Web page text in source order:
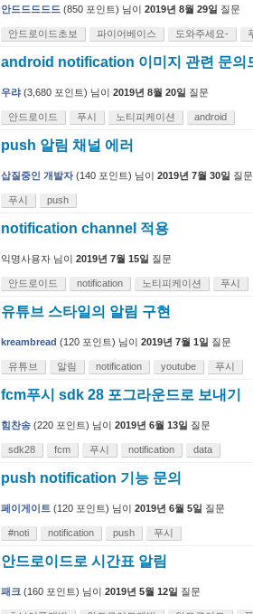
안드드드드드 (850 포인트) 님이 2019년 8월 29일 질문
안드로이드초보 파이어베이스 도와주세요-
android notification 이미지 관련 문의
우랴 (3,680 포인트) 님이 2019년 8월 20일 질문
안드로이드 푸시 노티피케이션 android
push 알림 채널 에러
삽질중인 개발자 (140 포인트) 님이 2019년 7월 30일 질문
푸시 push
notification channel 적용
익명사용자 님이 2019년 7월 15일 질문
안드로이드 notification 노티피케이션 푸시
유튜브 스타일의 알림 구현
kreambread (120 포인트) 님이 2019년 7월 1일 질문
유튜브 알림 notification youtube 푸시
fcm푸시 sdk 28 포그라운드로 보내기
힘찬송 (220 포인트) 님이 2019년 6월 13일 질문
sdk28 fcm 푸시 notification data
push notification 기능 문의
페이게이트 (120 포인트) 님이 2019년 6월 5일 질문
#noti notification push 푸시
안드로이드로 시간표 알림
패크 (160 포인트) 님이 2019년 5월 12일 질문